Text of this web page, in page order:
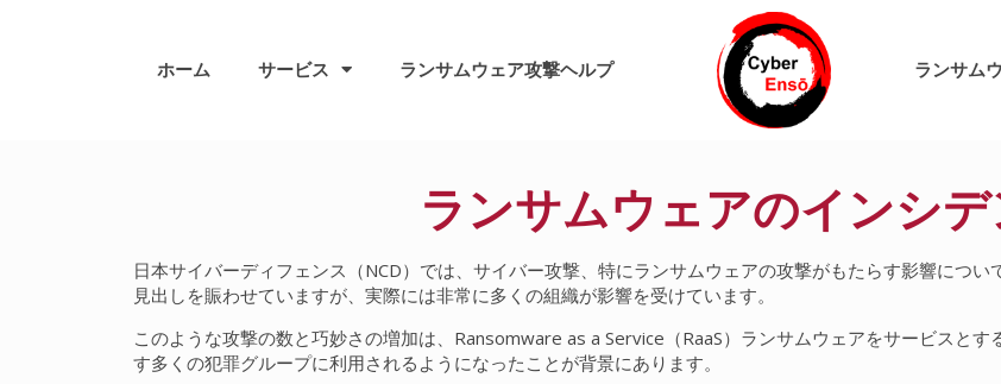
ホーム サービス ランサムウェア攻撃ヘルプ ランサム
ランサムウェアのインシ
日本サイバーディフェンス（NCD）では、サイバー攻撃、特にランサムウェアの攻撃がもたらす影響につ
見出しを賑わせていますが、実際には非常に多くの組織が影響を受けています。
このような攻撃の数と巧妙さの増加は、Ransomware as a Service（RaaS）ランサムウェアをサービスと
す多くの犯罪グループに利用されるようになったことが背景にあります。